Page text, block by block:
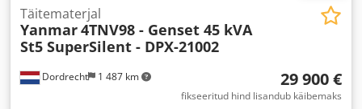
Dordrecht 1 487 km
Täitematerjal
Yanmar4TNV98 - Genset 45 kVA
St5 SuperSilent - DPX-21002
29 900 €
fikseeritud hind lisandub käibemaks